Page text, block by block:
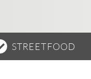
STREETFOOD